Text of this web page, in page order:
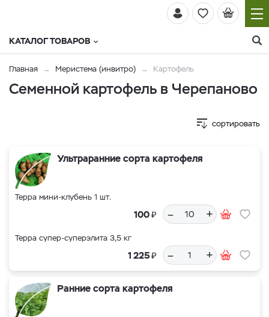
КАТАЛОГ ТОВАРОВ
Главная Меристема (инвитро) Картофель
Семенной картофель в Черепаново
сортировать
Ультраранние сорта картофеля
Терра мини-клубень 1 шт.
100₽ – +
Терра супер-суперэлита 3,5 кг
1 225₽ – +
Ранние сорта картофеля